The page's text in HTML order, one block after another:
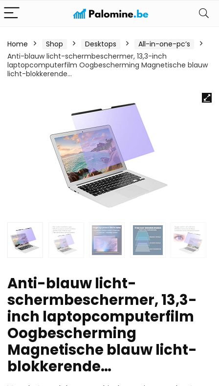
Home Shop Desktops
All-in-one-pc’s
Anti-blauw licht-schermbeschermer, 13,3-inch
laptopcomputerfilm Oogbescherming Magnetische blauw
licht-blokkerende…
Anti-blauw licht-
schermbeschermer, 13,3-
inch laptopcomputerfilm
Oogbescherming
Magnetische blauw licht-
blokkerende…